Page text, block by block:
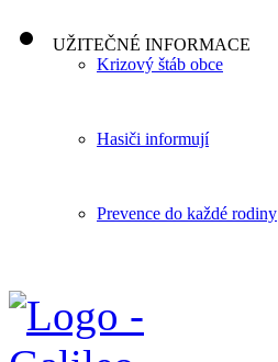
UŽITEČNÉ INFORMACE
Krizový štáb obce
Hasiči informují
Prevence do každé rodiny